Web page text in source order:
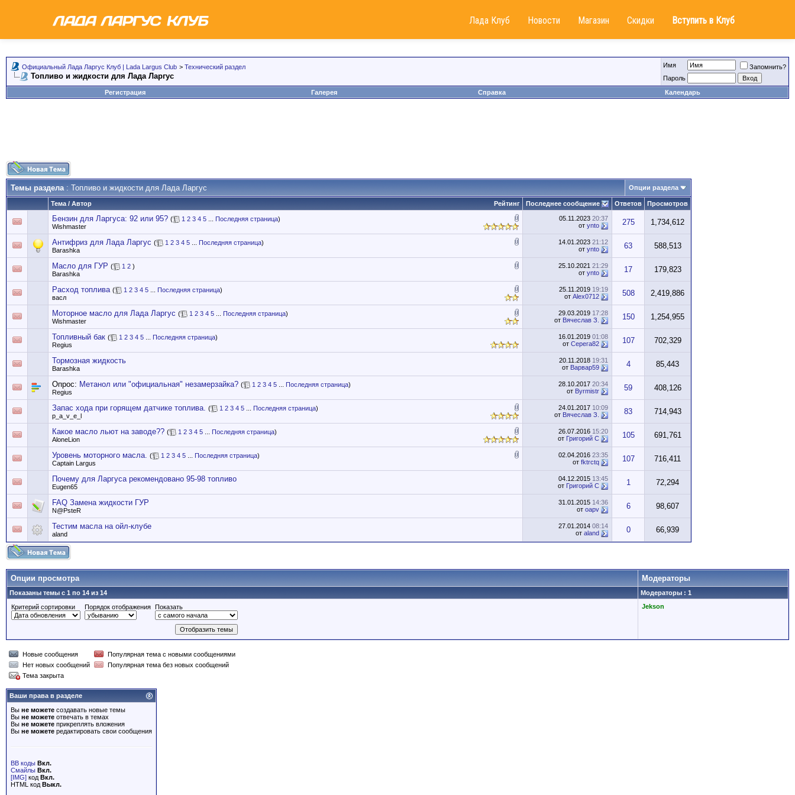
Лада Клуб Новости Магазин Скидки Вступить в Клуб
Официальный Лада Ларгус Клуб | Lada Largus Club > Технический раздел
Топливо и жидкости для Лада Ларгус
Имя
Запомнить?
Пароль
Регистрация
Галерея Справка Календарь
Темы раздела: Топливо и жидкости для Лада Ларгус Опции раздела
Рейтинг
Тема / Автор Последнее сообщение Ответов Просмотров
Бензин для Ларгуса: 92 или 95? ( 1 2 3 4 5 Последняя страница)
Wishmaster
05.11.2023 20:37
от ynto 275 1,734,612
Антифриз для Лада Ларгус ( 1 2 3 4 5 Последняя страница)
Barashka
14.01.2023 21:12
от ynto 63 588,513
Масло для ГУР ( 1 2 )
Barashka
25.10.2021 21:29
от ynto 17 179,823
Расход топлива ( 1 2 3 4 5 Последняя страница)
васл
25.11.2019 19:19
от Alex0712 508 2,419,886
Моторное масло для Лада Ларгус ( 1 2 3 4 5 Последняя страница)
Wishmaster
29.03.2019 17:28
от Вячеслав З. 150 1,254,955
Топливный бак ( 1 2 3 4 5 Последняя страница)
Regius
16.01.2019 01:08
от Серега82 107 702,329
Тормозная жидкость
Barashka
20.11.2018 19:31
от Варвар59 4 85,443
Опрос: Метанол или "официальная" незамерзайка? ( 1 2 3 4 5 Последняя страница)
Regius
28.10.2017 20:34
от Byrmistr 59 408,126
Запас хода при горящем датчике топлива. ( 1 2 3 4 5 Последняя страница)
p_a_v_e_l
24.01.2017 10:09
от Вячеслав З. 83 714,943
Какое масло льют на заводе?? ( 1 2 3 4 5 Последняя страница)
AloneLion
26.07.2016 15:20
от Григорий С 105 691,761
Уровень моторного масла. ( 1 2 3 4 5 Последняя страница)
Captain Largus
02.04.2016 23:35
от fktrctq 107 716,411
Почему для Ларгуса рекомендовано 95-98 топливо
Eugen65
04.12.2015 13:45
от Григорий С 1 72,294
FAQ Замена жидкости ГУР
N@PsteR
31.01.2015 14:36
от oapv 6 98,607
Тестим масла на ойл-клубе
aland
27.01.2014 08:14
от aland 0 66,939
Опции просмотра Модераторы
Показаны темы с 1 по 14 из 14
Модераторы : 1
Критерий сортировки
Порядок отображения Показать Jekson
Новые сообщения
Популярная тема с новыми сообщениями
Нет новых сообщений
Популярная тема без новых сообщений
Тема закрыта
Ваши права в разделе
Вы не можете создавать новые темы
Вы не можете отвечать в темах
Вы не можете прикреплять вложения
Вы не можете редактировать свои сообщения
BB коды Вкл.
Смайлы Вкл.
[IMG] код Вкл.
HTML код Выкл.